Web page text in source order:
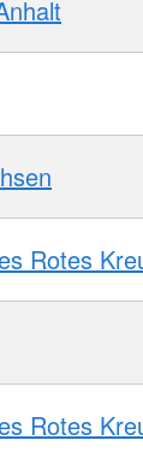
Rotes
Rotes